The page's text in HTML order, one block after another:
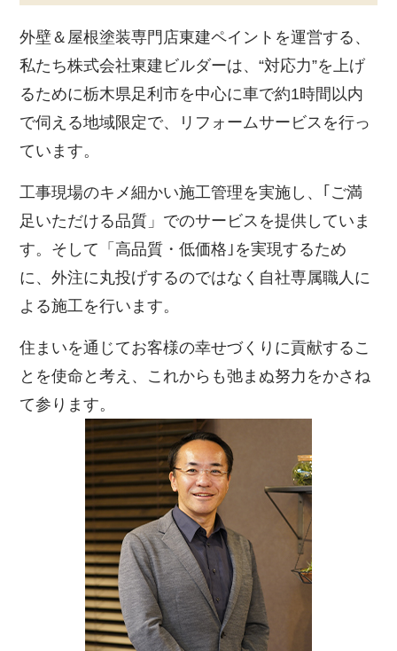
外壁＆屋根塗装専門店東建ペイントを運営する、
私たち株式会社東建ビルダーは、“対応力”を上げ
るために栃木県足利市を中心に車で約1時間以内
で伺える地域限定で、リフォームサービスを行っ
ています。
工事現場のキメ細かい施工管理を実施し、｢ご満
足いただける品質」でのサービスを提供していま
す。そして「高品質・低価格｣を実現するため
に、外注に丸投げするのではなく自社専属職人に
よる施工を行います。
住まいを通じてお客様の幸せづくりに貢献するこ
とを使命と考え、これからも弛まぬ努力をかさね
て参ります。